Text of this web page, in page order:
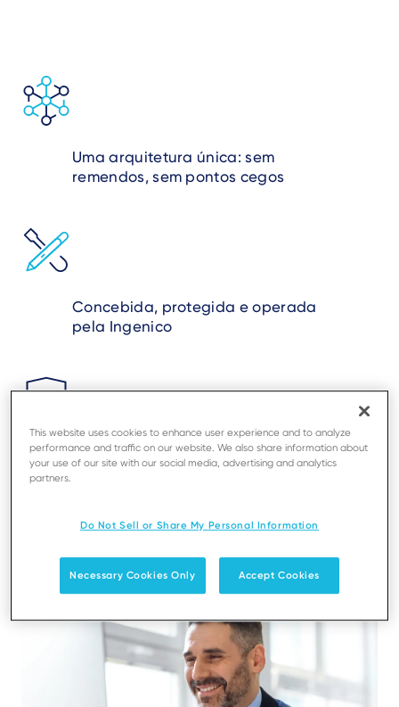
Uma arquitetura única: sem
remendos, sem pontos cegos
Concebida, protegida e operada
pela Ingenico
Eficiência, controlo e confiança à
This website uses cookies to enhance user experience and to analyze
performance and traffic on our website. We also share information about
your use of our site with our social media, advertising and analytics
partners.
Do Not Sell or Share My Personal Information
Necessary Cookies Only Accept Cookies